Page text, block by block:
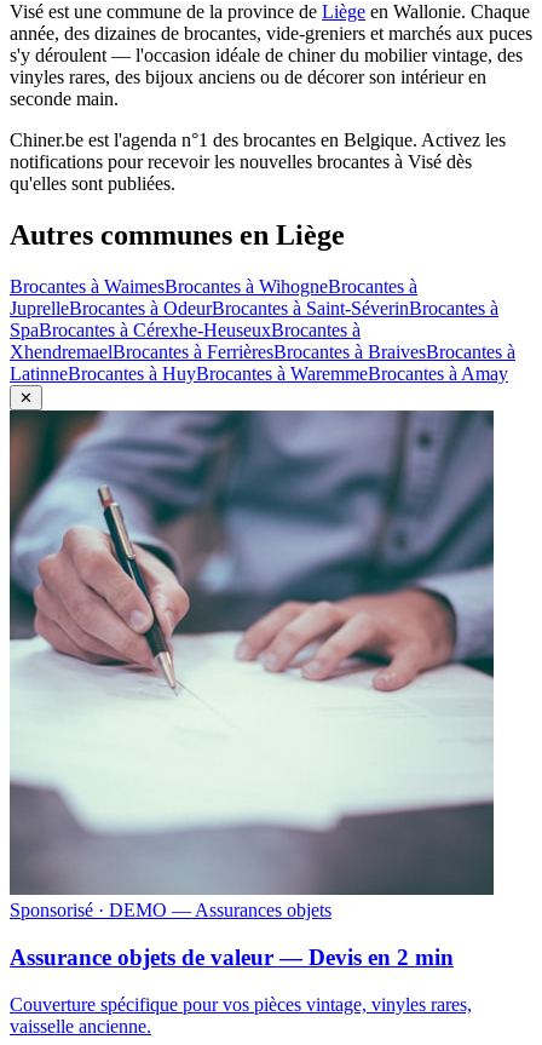
Visé est une commune de la province de Liège en Wallonie. Chaque
année, des dizaines de brocantes, vide-greniers et marchés aux puces
s'y déroulent — l'occasion idéale de chiner du mobilier vintage, des
vinyles rares, des bijoux anciens ou de décorer son intérieur en
seconde main.
Chiner.be est l'agenda n°1 des brocantes en Belgique. Activez les
notifications pour recevoir les nouvelles brocantes à Visé dès
qu'elles sont publiées.
Autres communes en Liège
Brocantes à WaimesBrocantes à WihogneBrocantes à
JuprelleBrocantes à OdeurBrocantes à Saint-SéverinBrocantes à
SpaBrocantes à Cérexhe-HeuseuxBrocantes à
XhendremaelBrocantes à FerrièresBrocantes à BraivesBrocantes à
LatinneBrocantes à HuyBrocantes à WaremmeBrocantes à Amay
✕
Sponsorisé · DEMO — Assurances objets
Assurance objets de valeur — Devis en 2 min
Couverture spécifique pour vos pièces vintage, vinyles rares,
vaisselle ancienne.